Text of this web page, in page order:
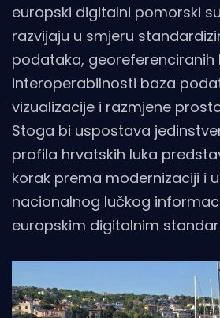
europski digitalni pomorski
razvijaju u smjeru
podataka, georeferenciranih
interoperabilnosti baza
vizualizacije i razmjene
Stoga bi uspostava
profila hrvatskih luka
korak prema modernizaciji i
nacionalnog lučkog
europskim digitalnim